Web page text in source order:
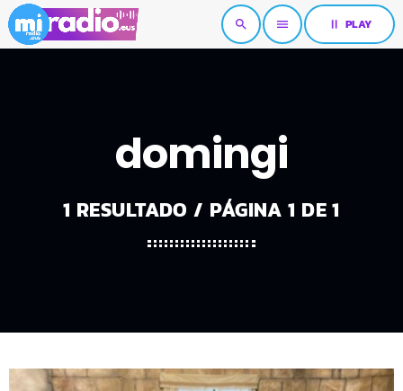
search menu pause PLAY
domingi
1 RESULTADO / PÁGINA 1 DE 1